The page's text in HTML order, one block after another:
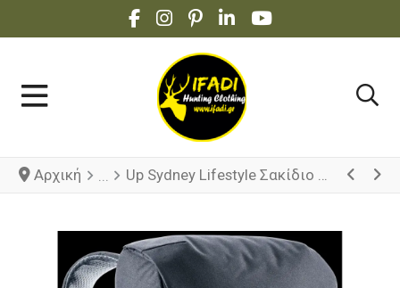
FACEBOOK SOCIAL LINK
INSTAGRAM SOCIAL LINK
PINTEREST SOCIAL LINK
LINKEDIN SOCIAL LINK
YOUTUBE SOCIAL
Αρχική Up Sydney Lifestyle Σακίδιο Πλάτης